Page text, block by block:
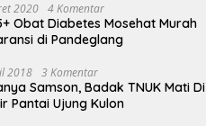
2020 4 Komentar
Obat Diabetes Mosehat Murah
di Pandeglang
2018 3 Komentar
Samson, Badak TNUK Mati Di
Pantai Ujung Kulon